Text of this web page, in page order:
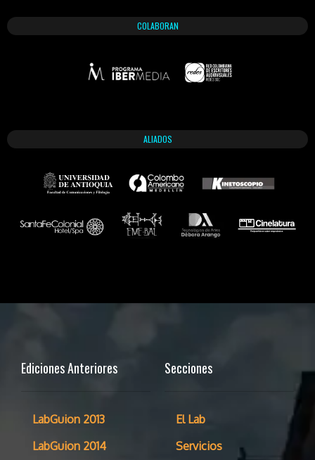
COLABORAN
ALIADOS
Ediciones Anteriores
LabGuion 2013
LabGuion 2014
Secciones
El Lab
Servicios